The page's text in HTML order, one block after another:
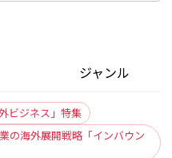
ジャンル
ビジネス」特集
の海外展開戦略「インバウン